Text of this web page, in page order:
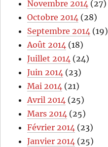
Novembre 2014 (27)
Octobre 2014 (28)
Septembre 2014 (19)
Août 2014 (18)
Juillet 2014 (24)
Juin 2014 (23)
Mai 2014 (21)
Avril 2014 (25)
Mars 2014 (25)
Février 2014 (23)
Janvier 2014 (25)